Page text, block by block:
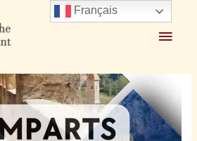
19
24 et 29 avril 2026 à 15h
Français